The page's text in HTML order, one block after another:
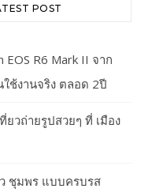
POST
EOS R6 Mark II จาก
ช้งานจริง ตลอด 2ปี
ยวถ่ายรูปสวยๆ ที่ เมือง
ชุมพร แบบครบรส